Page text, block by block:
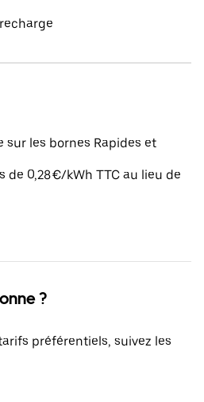
sur les bornes Rapides et
0,28 €/kWh TTC au lieu de
?
préférentiels, suivez les